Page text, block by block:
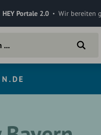
HEY Portale 2.0 Wir bereiten